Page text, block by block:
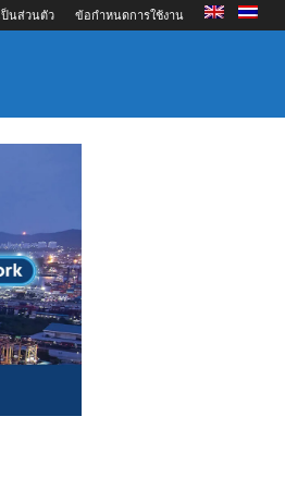
ป็นส่วนตัว ข้อกำหนดการใช้งาน